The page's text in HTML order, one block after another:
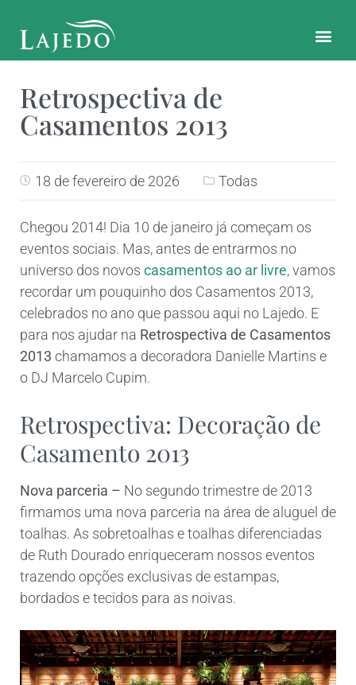
Retrospectiva de
Casamentos 2013
18 de fevereiro de 2026 Todas
Chegou 2014! Dia 10 de janeiro já começam os
eventos sociais. Mas, antes de entrarmos no
universo dos novos casamentos ao ar livre, vamos
recordar um pouquinho dos Casamentos 2013,
celebrados no ano que passou aqui no Lajedo. E
para nos ajudar na Retrospectiva de Casamentos
2013 chamamos a decoradora Danielle Martins e
o DJ Marcelo Cupim.
Retrospectiva: Decoração de
Casamento 2013
Nova parceria – No segundo trimestre de 2013
firmamos uma nova parceria na área de aluguel de
toalhas. As sobretoalhas e toalhas diferenciadas
de Ruth Dourado enriqueceram nossos eventos
trazendo opções exclusivas de estampas,
bordados e tecidos para as noivas.